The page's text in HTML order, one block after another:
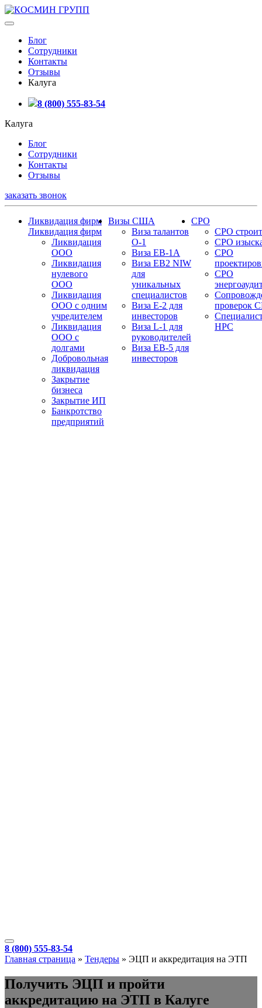
Блог
Сотрудники
Контакты
Отзывы
Калуга
8 (800) 555-83-54
Калуга
Блог
Сотрудники
Контакты
Отзывы
заказать звонок
Ликвидация фирм
Ликвидация фирм
Ликвидация
ООО
Ликвидация
нулевого
ООО
Ликвидация
ООО с одним
учредителем
Ликвидация
ООО с
долгами
Добровольная
ликвидация
Закрытие
бизнеса
Закрытие ИП
Банкротство
предприятий
Визы США
Виза талантов
О-1
Виза EB-1A
Виза EB2 NIW
для
уникальных
специалистов
Виза E-2 для
инвесторов
Виза L-1 для
руководителей
Виза EB-5 для
инвесторов
СРО
СРО
СРО
СРО
СРО
проверок
НРС
8 (800) 555-83-54
Главная страница » Тендеры » ЭЦП и аккредитация на ЭТП
Получить ЭЦП и пройти
аккредитацию на ЭТП в Калуге